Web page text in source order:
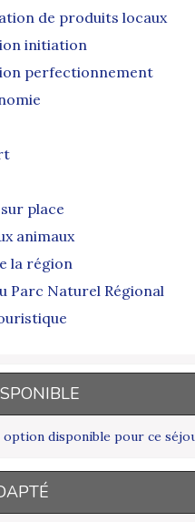
de produits locaux
initiation
perfectionnement
place
animaux
la région
Parc Naturel Régional
option disponible pour ce